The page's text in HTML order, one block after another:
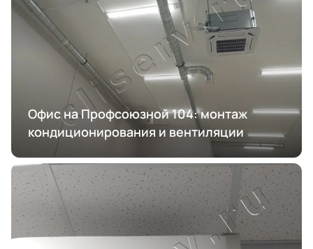
Офис на Профсоюзной 104: монтаж
кондиционирования и вентиляции